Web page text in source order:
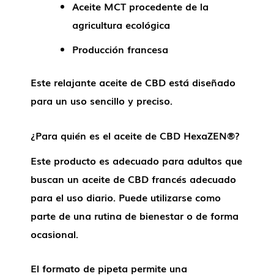
Aceite MCT procedente de la
agricultura ecológica
Producción francesa
Este relajante aceite de CBD está diseñado
para un uso sencillo y preciso.
¿Para quién es el aceite de CBD HexaZEN®?
Este producto es adecuado para adultos que
buscan un aceite de CBD francés adecuado
para el uso diario. Puede utilizarse como
parte de una rutina de bienestar o de forma
ocasional.
El formato de pipeta permite una